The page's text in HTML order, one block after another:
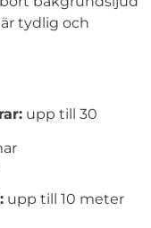
tydlig och
upp till 30
upp till 10 meter